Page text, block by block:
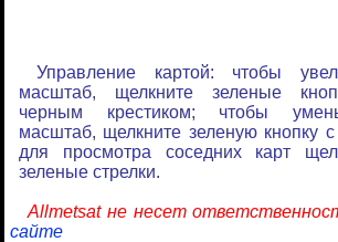
Управление картой: чтобы
масштаб, щелкните зеленые
черным крестиком; чтобы
масштаб, щелкните зеленую кнопку с
для просмотра соседних карт
зеленые стрелки.
Allmetsat не несет
сайте